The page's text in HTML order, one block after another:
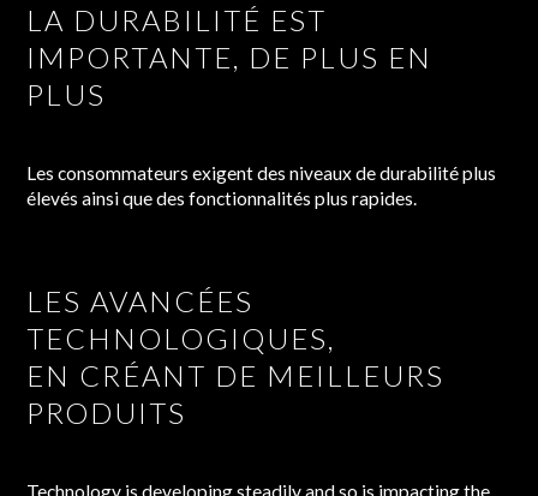
LA DURABILITÉ EST
IMPORTANTE, DE PLUS EN
PLUS
Les consommateurs exigent des niveaux de durabilité plus
élevés ainsi que des fonctionnalités plus rapides.
LES AVANCÉES
TECHNOLOGIQUES,
EN CRÉANT DE MEILLEURS
PRODUITS
Technology is developing steadily and so is impacting the